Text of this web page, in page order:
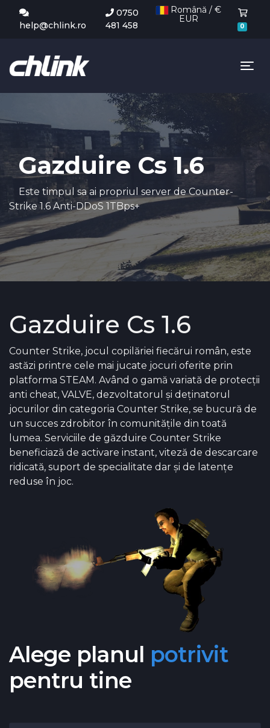
help@chlink.ro
0750
481 458
EUR
0 Coș
Gazduire Cs 1.6
Este timpul sa ai propriul server de Counter-
Strike 1.6 Anti-DDoS 1TBps+
Gazduire Cs 1.6
Counter Strike, jocul copilăriei fiecărui român, este
astăzi printre cele mai jucate jocuri oferite prin
platforma STEAM. Având o gamă variată de protecții
anti cheat, VALVE, dezvoltatorul și deținatorul
jocurilor din categoria Counter Strike, se bucură de
un succes zdrobitor în comunitățile din toată
lumea. Serviciile de găzduire Counter Strike
beneficiază de activare instant, viteză de descarcare
ridicată, suport de specialitate dar și de latențe
reduse în joc.
Alege planul potrivit
pentru tine